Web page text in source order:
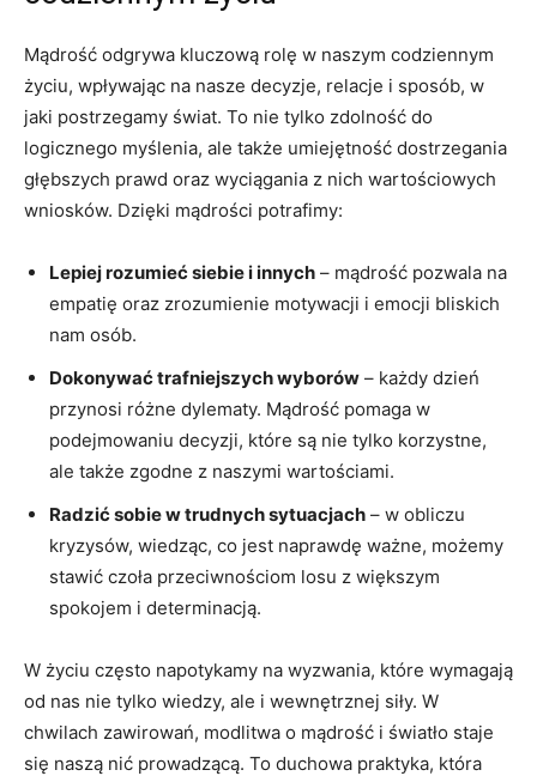
Mądrość odgrywa kluczową ​rolę w naszym‍ codziennym
życiu, wpływając na nasze decyzje, relacje i sposób, w
jaki postrzegamy świat. To nie tylko zdolność do
logicznego myślenia, ale ⁣także‌ umiejętność dostrzegania
głębszych prawd⁤ oraz wyciągania z nich wartościowych
wniosków. Dzięki ‌mądrości potrafimy:
Lepiej rozumieć siebie i⁢ innych – mądrość pozwala na
empatię oraz zrozumienie ​motywacji i emocji bliskich
nam osób.
Dokonywać trafniejszych wyborów – każdy dzień
przynosi różne dylematy. Mądrość pomaga w⁣
podejmowaniu decyzji,⁢ które są nie tylko korzystne,
ale także zgodne z naszymi wartościami.
Radzić sobie w trudnych sytuacjach – w obliczu
kryzysów, wiedząc, co jest naprawdę ważne, możemy
‍stawić​ czoła przeciwnościom losu z większym
spokojem i determinacją.
W życiu często napotykamy na wyzwania, które wymagają
od nas nie‌ tylko wiedzy, ale i wewnętrznej siły. W
chwilach‍ zawirowań, modlitwa⁢ o mądrość i światło staje⁣
się naszą‍ nić prowadzącą. To ‌duchowa praktyka, która